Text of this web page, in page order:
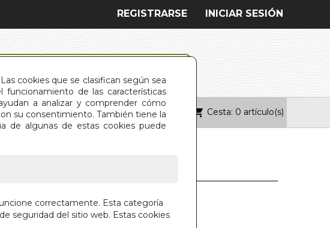
cookies que se clasifican según sea
funcionamiento de las características
a analizar y comprender cómo
su consentimiento. También tiene la
de algunas de estas cookies puede
correctamente. Esta categoría
seguridad del sitio web. Estas cookies
INICIAR SESIÓN
REGISTRARSE
CONTACTO Cesta: 0 artículo(s)
DEL VICIO